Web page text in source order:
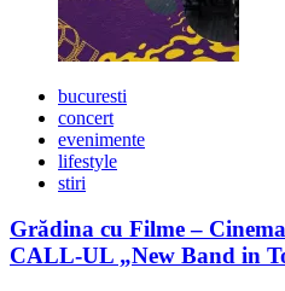
bucuresti
concert
evenimente
lifestyle
stiri
Grădina cu Filme –
CALL-UL „New Band in